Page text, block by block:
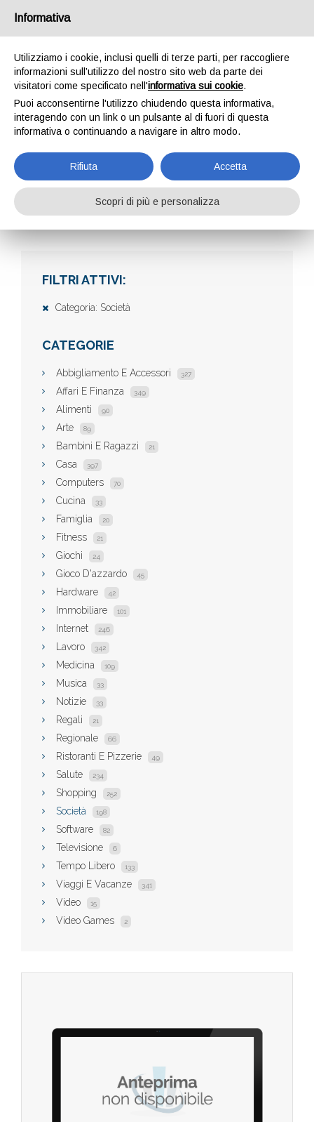
AZIENDE
Aziende
FILTRI ATTIVI:
Categoria: Società
CATEGORIE
Abbigliamento E Accessori 327
Affari E Finanza 349
Alimenti 90
Arte 89
Bambini E Ragazzi 21
Casa 397
Computers 70
Cucina 33
Famiglia 20
Fitness 21
Giochi 24
Gioco D'azzardo 45
Hardware 42
Immobiliare 101
Internet 246
Lavoro 342
Medicina 109
Musica 33
Notizie 33
Regali 21
Regionale 66
Ristoranti E Pizzerie 49
Salute 234
Shopping 252
Società 198
Software 82
Televisione 6
Tempo Libero 133
Viaggi E Vacanze 341
Video 15
Video Games 2
Informativa
Utilizziamo i cookie, inclusi quelli di terze parti, per raccogliere
informazioni sull’utilizzo del nostro sito web da parte dei
visitatori come specificato nell'informativa sui cookie.
Puoi acconsentirne l'utilizzo chiudendo questa informativa,
interagendo con un link o un pulsante al di fuori di questa
informativa o continuando a navigare in altro modo.
Rifiuta Accetta
Scopri di più e personalizza